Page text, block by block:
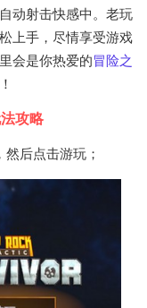
动射击快感中。老玩
上手，尽情享受游戏
会是你热爱的冒险之
攻略
后点击游玩；